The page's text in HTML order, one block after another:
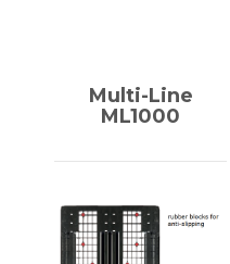
Multi-Line
ML1000